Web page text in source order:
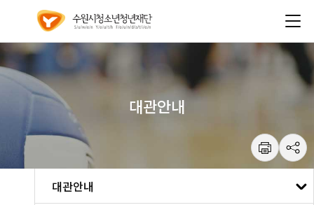
건
너
주메뉴 바로가기
본문 바로가기
대관안내